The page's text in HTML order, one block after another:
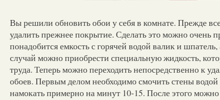
Вы решили обновить обои у себя в комнате. Прежде
удалить прежнее покрытие. Сделать это можно очень
понадобится емкость с горячей водой валик и
случай можно приобрести специальную жидкость,
труда. Теперь можно переходить непосредственно к
обоев. Первым делом необходимо смочить стены водой
намокать примерно на минут 10-15. После этого